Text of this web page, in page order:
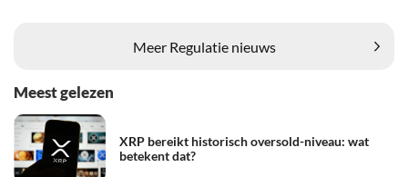
Meer Regulatie nieuws
Meest gelezen
XRP bereikt historisch oversold-niveau: wat
betekent dat?